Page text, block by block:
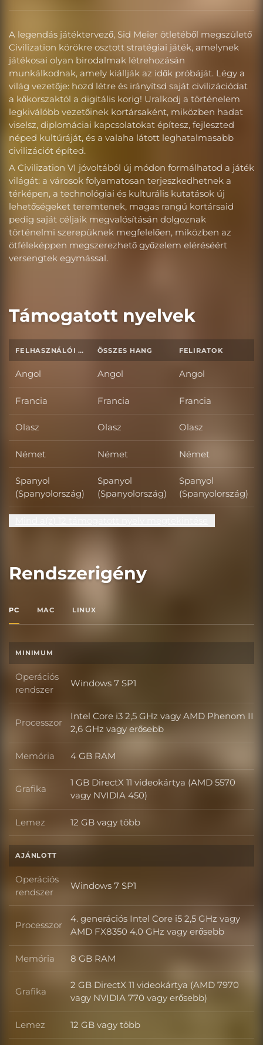
A legendás játéktervező, Sid Meier ötletéből megszülető
Civilization körökre osztott stratégiai játék, amelynek
játékosai olyan birodalmak létrehozásán
munkálkodnak, amely kiállják az idők próbáját. Légy a
világ vezetője: hozd létre és irányítsd saját civilizációdat
a kőkorszaktól a digitális korig! Uralkodj a történelem
legkiválóbb vezetőinek kortársaként, miközben hadat
viselsz, diplomáciai kapcsolatokat építesz, fejleszted
néped kultúráját, és a valaha látott leghatalmasabb
civilizációt építed.
A Civilization VI jóvoltából új módon formálhatod a játék
világát: a városok folyamatosan terjeszkedhetnek a
térképen, a technológiai és kulturális kutatások új
lehetőségeket teremtenek, magas rangú kortársaid
pedig saját céljaik megvalósításán dolgoznak
történelmi szerepüknek megfelelően, miközben az
ötféleképpen megszerezhető győzelem eléréséért
versengtek egymással.
Támogatott nyelvek
FELHASZNÁLÓI FELÜLET ÖSSZES HANG FELIRATOK
Angol Angol Angol
Francia Francia Francia
Olasz Olasz Olasz
Német Német Német
Spanyol
(Spanyolország)
Spanyol
(Spanyolország)
Spanyol
(Spanyolország)
Rendszerigény
PC MAC LINUX
MINIMUM
Operációs
rendszer
Operációs rendszer
Windows 7 SP1
Processzor Processzor
Intel Core i3 2,5 GHz vagy AMD Phenom II
2,6 GHz vagy erősebb
Memória Memória
4 GB RAM
Grafika Grafika
1 GB DirectX 11 videokártya (AMD 5570
vagy NVIDIA 450)
Lemez Lemez
12 GB vagy több
AJÁNLOTT
Operációs
rendszer
Operációs rendszer
Windows 7 SP1
Processzor Processzor
4. generációs Intel Core i5 2,5 GHz vagy
AMD FX8350 4.0 GHz vagy erősebb
Memória Memória
8 GB RAM
Grafika Grafika
2 GB DirectX 11 videokártya (AMD 7970
vagy NVIDIA 770 vagy erősebb)
Lemez Lemez
12 GB vagy több